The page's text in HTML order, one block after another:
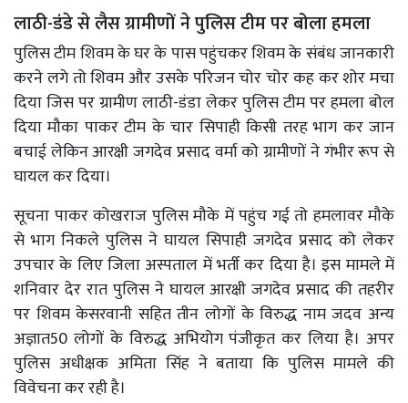
लाठी-डंडे से लैस ग्रामीणों ने पुलिस टीम पर बोला हमला
पुलिस टीम शिवम के घर के पास पहुंचकर शिवम के संबंध जानकारी
करने लगे तो शिवम और उसके परिजन चोर चोर कह कर शोर मचा
दिया जिस पर ग्रामीण लाठी-डंडा लेकर पुलिस टीम पर हमला बोल
दिया मौका पाकर टीम के चार सिपाही किसी तरह भाग कर जान
बचाई लेकिन आरक्षी जगदेव प्रसाद वर्मा को ग्रामीणों ने गंभीर रूप से
घायल कर दिया।
सूचना पाकर कोखराज पुलिस मौके में पहुंच गई तो हमलावर मौके
से भाग निकले पुलिस ने घायल सिपाही जगदेव प्रसाद को लेकर
उपचार के लिए जिला अस्पताल में भर्ती कर दिया है। इस मामले में
शनिवार देर रात पुलिस ने घायल आरक्षी जगदेव प्रसाद की तहरीर
पर शिवम केसरवानी सहित तीन लोगों के विरुद्ध नाम जदव अन्य
अज्ञात50 लोगों के विरुद्ध अभियोग पंजीकृत कर लिया है। अपर
पुलिस अधीक्षक अमिता सिंह ने बताया कि पुलिस मामले की
विवेचना कर रही है।